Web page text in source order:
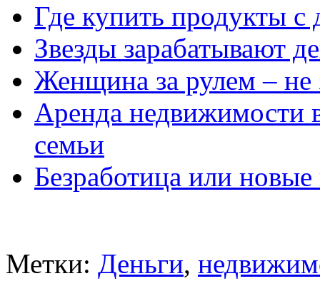
Где купить продукты с
Звезды зарабатывают
Женщина за рулем – не
Аренда недвижимости
семьи
Безработица или
Метки: Деньги,